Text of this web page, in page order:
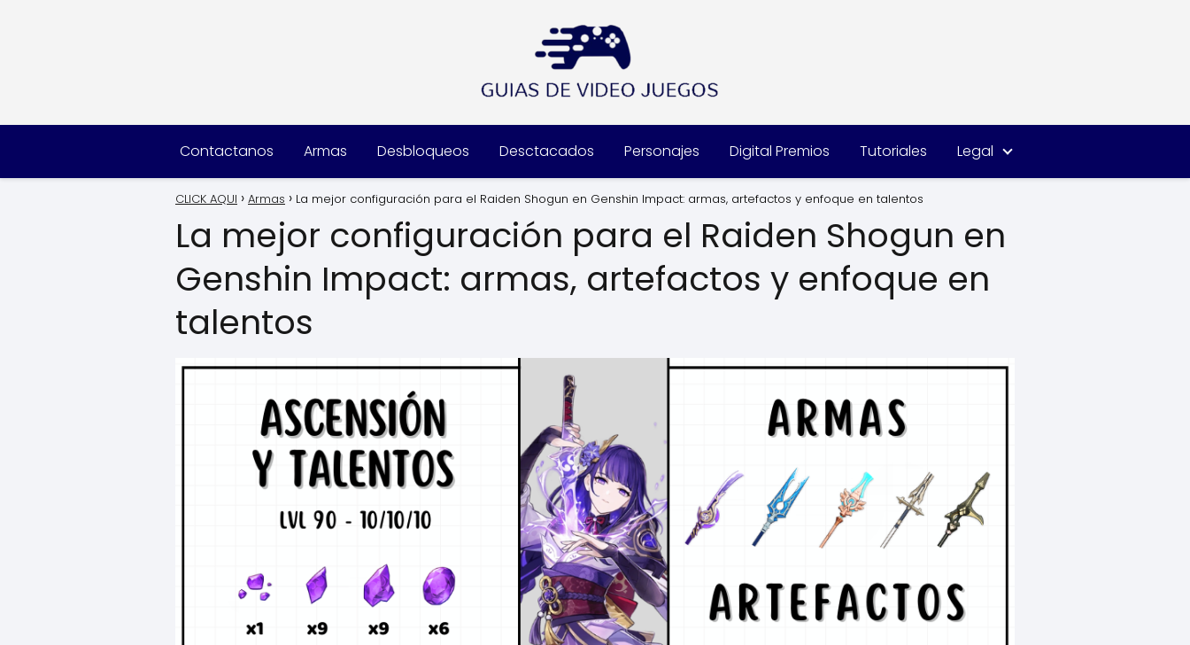
Contactanos Armas Desbloqueos Desctacados Personajes Digital Premios Tutoriales Legal
CLICK AQUI Armas La mejor configuración para el Raiden Shogun en Genshin Impact: armas, artefactos y enfoque en talentos
La mejor configuración para el Raiden Shogun en
Genshin Impact: armas, artefactos y enfoque en
talentos